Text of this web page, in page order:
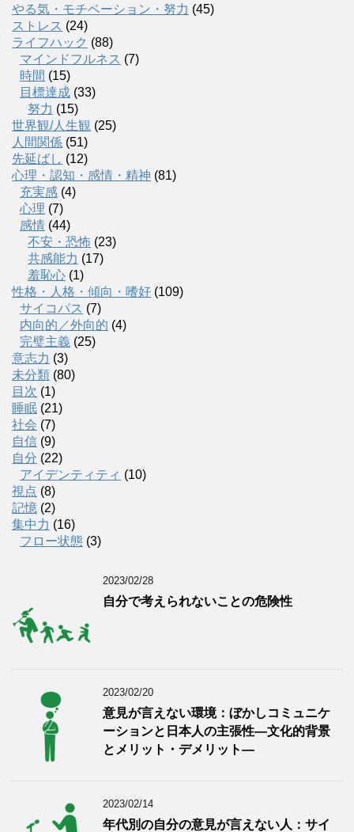
やる気・モチベーション・努力 (45)
ストレス (24)
ライフハック (88)
マインドフルネス (7)
時間 (15)
目標達成 (33)
努力 (15)
世界観/人生観 (25)
人間関係 (51)
先延ばし (12)
心理・認知・感情・精神 (81)
充実感 (4)
心理 (7)
感情 (44)
不安・恐怖 (23)
共感能力 (17)
羞恥心 (1)
性格・人格・傾向・嗜好 (109)
サイコパス (7)
内向的／外向的 (4)
完璧主義 (25)
意志力 (3)
未分類 (80)
目次 (1)
睡眠 (21)
社会 (7)
自信 (9)
自分 (22)
アイデンティティ (10)
視点 (8)
記憶 (2)
集中力 (16)
フロー状態 (3)
2023/02/28
自分で考えられないことの危険性
2023/02/20
意見が言えない環境：ぼかしコミュニケ
ーションと日本人の主張性―文化的背景
とメリット・デメリット―
2023/02/14
年代別の自分の意見が言えない人：サイ